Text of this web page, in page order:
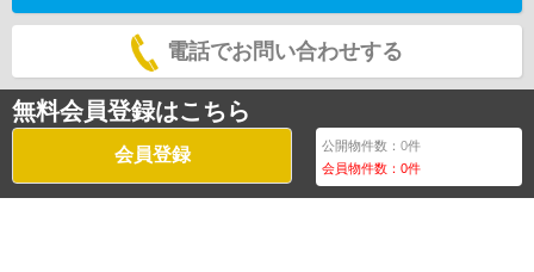
電話でお問い合わせする
無料会員登録はこちら
会員登録 公開物件数：0件
会員物件数：0件